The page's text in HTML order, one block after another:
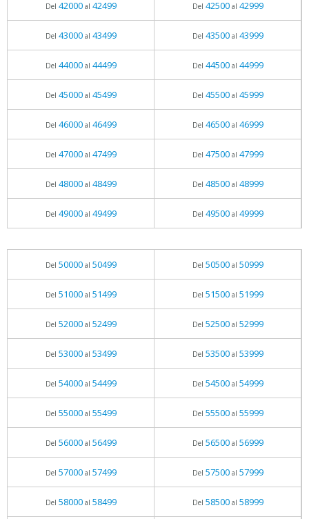
Del 42000al 42499 Del 42500al 42999
Del 43000al 43499 Del 43500al 43999
Del 44000al 44499 Del 44500al 44999
Del 45000al 45499 Del 45500al 45999
Del 46000al 46499 Del 46500al 46999
Del 47000al 47499 Del 47500al 47999
Del 48000al 48499 Del 48500al 48999
Del 49000al 49499 Del 49500al 49999
Del 50000al 50499 Del 50500al 50999
Del 51000al 51499 Del 51500al 51999
Del 52000al 52499 Del 52500al 52999
Del 53000al 53499 Del 53500al 53999
Del 54000al 54499 Del 54500al 54999
Del 55000al 55499 Del 55500al 55999
Del 56000al 56499 Del 56500al 56999
Del 57000al 57499 Del 57500al 57999
Del 58000al 58499 Del 58500al 58999